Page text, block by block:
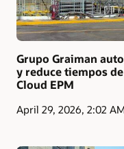
Grupo Graiman
y reduce tiempos
Cloud EPM
April 29, 2026, 2:02